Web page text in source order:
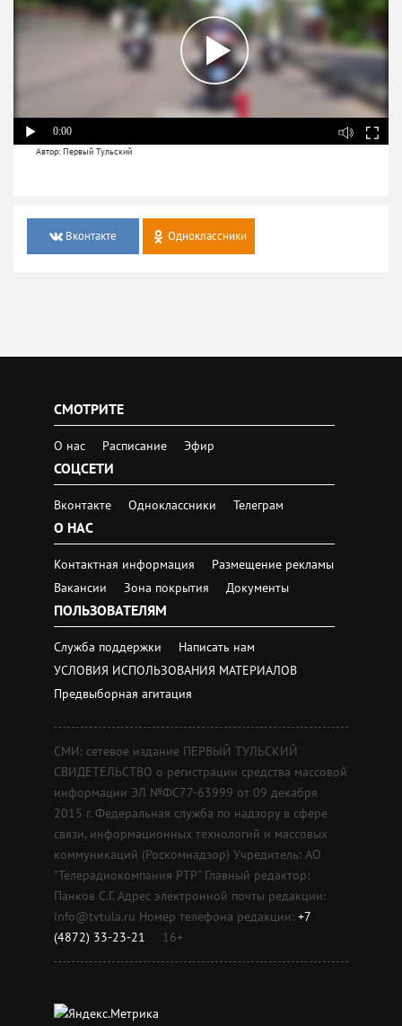
0:00
Автор: Первый Тульский
Вконтакте Одноклассники
СМОТРИТЕ
О нас Расписание Эфир
СОЦСЕТИ
Вконтакте Одноклассники Телеграм
О НАС
Контактная информация
Размещение рекламы
Вакансии
Зона покрытия Документы
ПОЛЬЗОВАТЕЛЯМ
Служба поддержки
Написать нам
УСЛОВИЯ ИСПОЛЬЗОВАНИЯ МАТЕРИАЛОВ
Предвыборная агитация
СМИ: сетевое издание ПЕРВЫЙ ТУЛЬСКИЙ
СВИДЕТЕЛЬСТВО о регистрации средства массовой
информации ЭЛ №ФС77-63999 от 09 декабря
2015 г. Федеральная служба по надзору в сфере
связи, информационных технологий и массовых
коммуникаций (Роскомнадзор) Учредитель: АО
"Телерадиокомпания РТР" Главный редактор:
Панков С.Г. Адрес электронной почты редакции:
info@tvtula.ru Номер телефона редакции: +7
(4872) 33-23-21
16+